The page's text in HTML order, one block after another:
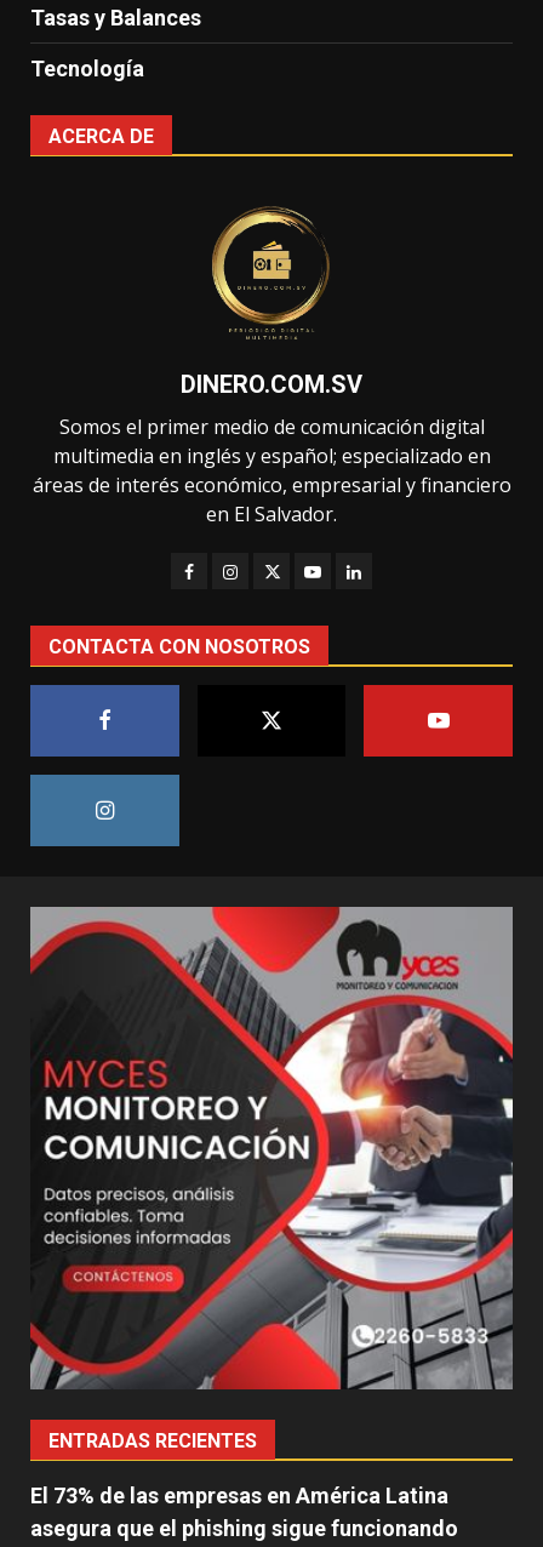
Tasas y Balances
Tecnología
ACERCA DE
DINERO.COM.SV
Somos el primer medio de comunicación digital
multimedia en inglés y español; especializado en
áreas de interés económico, empresarial y financiero
en El Salvador.
CONTACTA CON NOSOTROS
ENTRADAS RECIENTES
El 73% de las empresas en América Latina
asegura que el phishing sigue funcionando